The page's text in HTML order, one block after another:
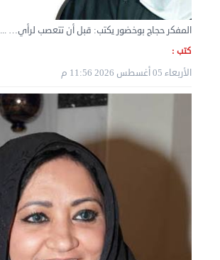
نقل عفش الكويت 50636444 فك وتركيب ايكيا محلي ...
الثلاثاء 03 سبتمبر 2024 07:06 م
المفكر حجاج بوخضور يكتب: قبل أن تتعصب لرأي… ...
كتب :
الأربعاء 05 أغسطس 2026 11:56 م